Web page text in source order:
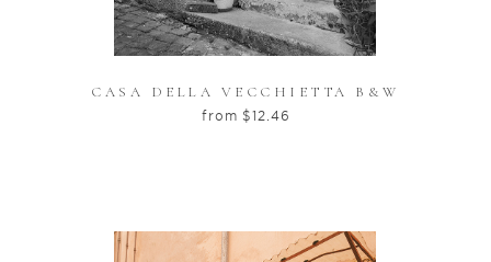
CASA DELLA VECCHIETTA B&W
from $12.46